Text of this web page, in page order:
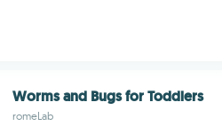
Worms and Bugs for Toddlers
romeLab